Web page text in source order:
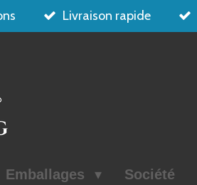
Livraison rapide
Emballages Société